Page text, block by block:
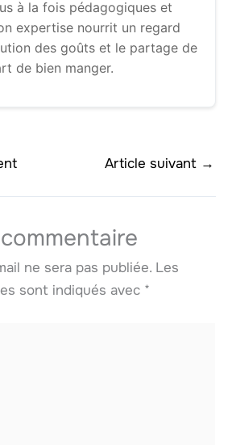
à la fois pédagogiques et
expertise nourrit un regard
des goûts et le partage de
de bien manger.
Article suivant →
ne sera pas publiée. Les
sont indiqués avec *